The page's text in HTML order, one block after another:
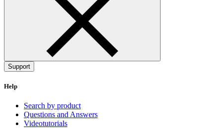
Support
Help
Search by product
Questions and Answers
Videotutorials